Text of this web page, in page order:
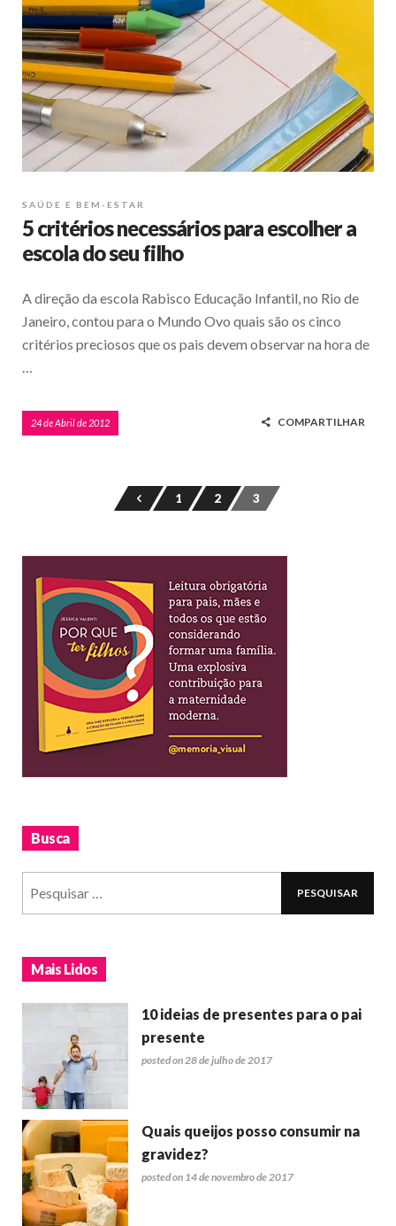
SAÚDE E BEM-ESTAR
5 critérios necessários para escolher a
escola do seu filho
A direção da escola Rabisco Educação Infantil, no Rio de
Janeiro, contou para o Mundo Ovo quais são os cinco
critérios preciosos que os pais devem observar na hora de
…
24 de Abril de 2012 COMPARTILHAR
1 2 3
Busca
Mais Lidos
10 ideias de presentes para o pai
presente
posted on 28 de julho de 2017
Quais queijos posso consumir na
gravidez?
posted on 14 de novembro de 2017